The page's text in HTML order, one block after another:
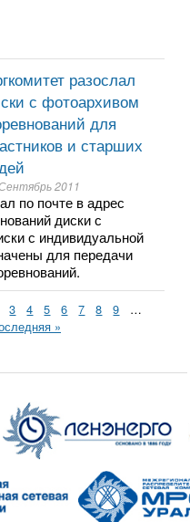
разослал
с фотоархивом
для
и старших
2011
по почте в адрес
диски с
с индивидуальной
для передачи
3 4 5 6 7 8 9
…
»